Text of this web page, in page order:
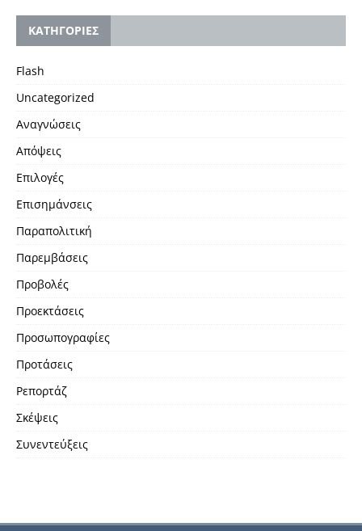
KΑΤΗΓΟΡΙΕΣ
Flash
Uncategorized
Αναγνώσεις
Απόψεις
Επιλογές
Επισημάνσεις
Παραπολιτική
Παρεμβάσεις
Προβολές
Προεκτάσεις
Προσωπογραφίες
Προτάσεις
Ρεπορτάζ
Σκέψεις
Συνεντεύξεις